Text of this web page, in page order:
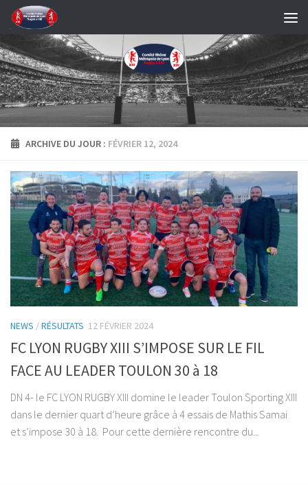
Skip to content
ARCHIVE DU JOUR : FÉVRIER 12, 2024
NEWS /RÉSULTATS 12 FÉVRIER 2024
FC LYON RUGBY XIII S’IMPOSE SUR LE FIL
FACE AU LEADER TOULON 30 à 18
DN 4- le FC LYON RUGBY XIII domine le leader Toulon Sporting XIII
dans le dernier quart d’heure grâce à 4 essais de Mathis Samai
et s’impose 30 à 18. Pour cette dernière rencontre du...